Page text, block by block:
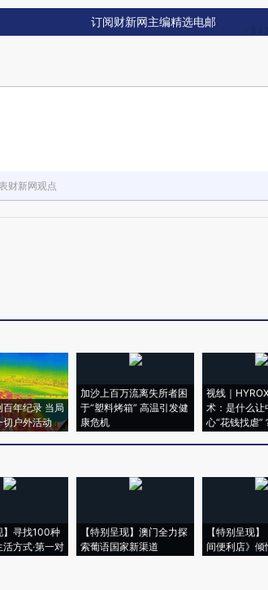
订阅财新网主编精选电邮
财新网观点
年纪录 当局
切户外活动
加沙上百万流离失所者困
于“塑料烤箱” 高温引发健
康危机
视线｜
术：是什么让
心“花钱找虐”
】寻找100种
方式·第一对
【特别呈现】澳门全力探
索葡语国家新渠道
【特别呈现
间便利店》倾